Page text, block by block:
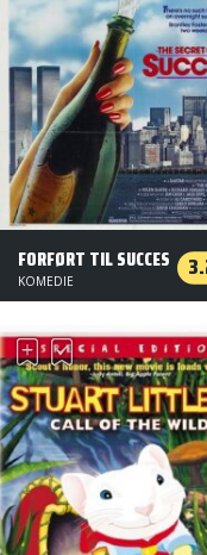
FORFØRT TIL SUCCES
KOMEDIE